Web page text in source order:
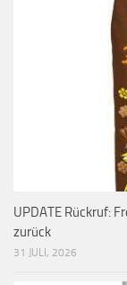
UPDATE Rückruf:
zurück
31 JULI, 2026